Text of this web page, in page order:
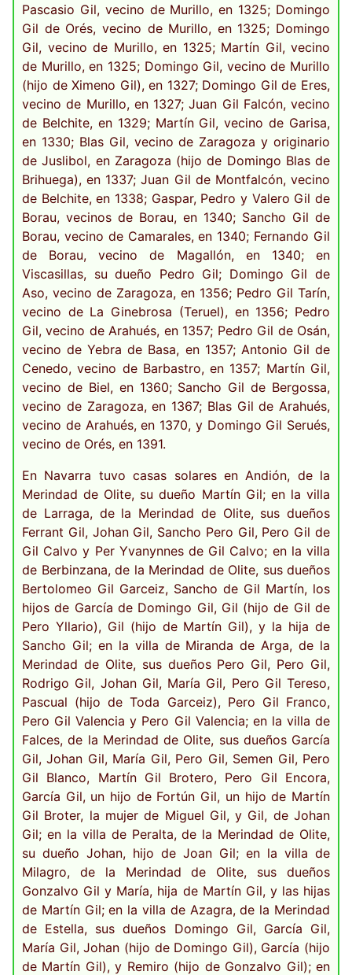
Pascasio Gil, vecino de Murillo, en 1325; Domingo
Gil de Orés, vecino de Murillo, en 1325; Domingo
Gil, vecino de Murillo, en 1325; Martín Gil, vecino
de Murillo, en 1325; Domingo Gil, vecino de Murillo
(hijo de Ximeno Gil), en 1327; Domingo Gil de Eres,
vecino de Murillo, en 1327; Juan Gil Falcón, vecino
de Belchite, en 1329; Martín Gil, vecino de Garisa,
en 1330; Blas Gil, vecino de Zaragoza y originario
de Juslibol, en Zaragoza (hijo de Domingo Blas de
Brihuega), en 1337; Juan Gil de Montfalcón, vecino
de Belchite, en 1338; Gaspar, Pedro y Valero Gil de
Borau, vecinos de Borau, en 1340; Sancho Gil de
Borau, vecino de Camarales, en 1340; Fernando Gil
de Borau, vecino de Magallón, en 1340; en
Viscasillas, su dueño Pedro Gil; Domingo Gil de
Aso, vecino de Zaragoza, en 1356; Pedro Gil Tarín,
vecino de La Ginebrosa (Teruel), en 1356; Pedro
Gil, vecino de Arahués, en 1357; Pedro Gil de Osán,
vecino de Yebra de Basa, en 1357; Antonio Gil de
Cenedo, vecino de Barbastro, en 1357; Martín Gil,
vecino de Biel, en 1360; Sancho Gil de Bergossa,
vecino de Zaragoza, en 1367; Blas Gil de Arahués,
vecino de Arahués, en 1370, y Domingo Gil Serués,
vecino de Orés, en 1391.
En Navarra tuvo casas solares en Andión, de la
Merindad de Olite, su dueño Martín Gil; en la villa
de Larraga, de la Merindad de Olite, sus dueños
Ferrant Gil, Johan Gil, Sancho Pero Gil, Pero Gil de
Gil Calvo y Per Yvanynnes de Gil Calvo; en la villa
de Berbinzana, de la Merindad de Olite, sus dueños
Bertolomeo Gil Garceiz, Sancho de Gil Martín, los
hijos de García de Domingo Gil, Gil (hijo de Gil de
Pero Yllario), Gil (hijo de Martín Gil), y la hija de
Sancho Gil; en la villa de Miranda de Arga, de la
Merindad de Olite, sus dueños Pero Gil, Pero Gil,
Rodrigo Gil, Johan Gil, María Gil, Pero Gil Tereso,
Pascual (hijo de Toda Garceiz), Pero Gil Franco,
Pero Gil Valencia y Pero Gil Valencia; en la villa de
Falces, de la Merindad de Olite, sus dueños García
Gil, Johan Gil, María Gil, Pero Gil, Semen Gil, Pero
Gil Blanco, Martín Gil Brotero, Pero Gil Encora,
García Gil, un hijo de Fortún Gil, un hijo de Martín
Gil Broter, la mujer de Miguel Gil, y Gil, de Johan
Gil; en la villa de Peralta, de la Merindad de Olite,
su dueño Johan, hijo de Joan Gil; en la villa de
Milagro, de la Merindad de Olite, sus dueños
Gonzalvo Gil y María, hija de Martín Gil, y las hijas
de Martín Gil; en la villa de Azagra, de la Merindad
de Estella, sus dueños Domingo Gil, García Gil,
María Gil, Johan (hijo de Domingo Gil), García (hijo
de Martín Gil), y Remiro (hijo de Gonzalvo Gil); en